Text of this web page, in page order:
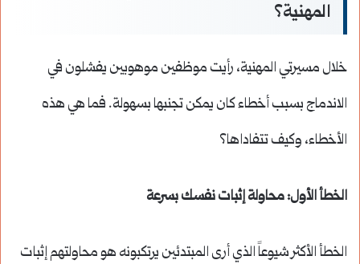
المهنية؟
خلال مسيرتي المهنية، رأيت موظفين موهوبين يفشلون في
الاندماج بسبب أخطاء كان يمكن تجنبها بسهولة. فما هي هذه
الأخطاء، وكيف تتفاداها؟
الخطأ الأول: محاولة إثبات نفسك بسرعة
الخطأ الأكثر شيوعاً الذي أرى المبتدئين يرتكبونه هو محاولتهم إثبات